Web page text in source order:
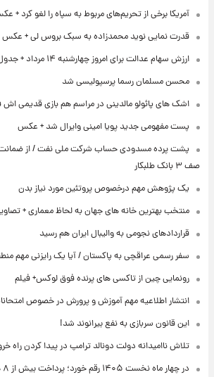
آمریکا برخی از تحریم‌های مربوط به سپاه را لغو کرد +
قدرت نمایی نوید محمدزاده به سبک بروس لی + عکس
ارزش سهام عدالت برای امروز چهارشنبه ۱۴ مرداد + جدول
محسن مسلمان رسما پرسپولیسی شد
اشک های پائولو مالدینی در مراسم هم بازی قدیمی اش
پست مفهومی جدید پویا امینی وایرال شد + عکس
پشت پرده‌ مسدودی حساب شرکت ملی نفت / از ضمانت
صف ۳ بانک طلبکار
یک پژوهش مهم درخصوص پروتئین مورد نیاز بدن
منتخب بهترین خانه های جهان به لحاظ معماری +
قراردادهای نجومی به والیبال ایران هم رسید
سفر رسمی عراقچی به پاکستان / آیا یک رایزنی مهم
رونمایی چین از تاکسی های پرنده فوق لوکس+ فیلم
انتشار اطلاعیه مهم آموزش و پرورش در خصوص
این قانون سربازی به نفع بیرانوند شد!
تلاش ناامیدانه‌ دولت دونالد ترامپ در پیدا کردن راه